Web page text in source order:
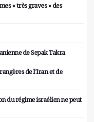
« très graves » des
de Sepak Takra
de l'Iran et de
du régime israélien ne peut